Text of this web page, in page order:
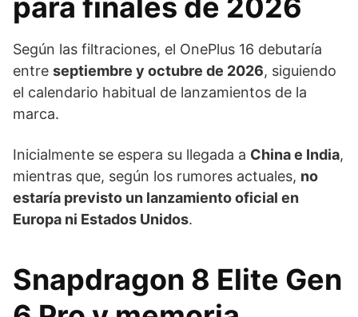
para finales de 2026
Según las filtraciones, el OnePlus 16 debutaría
entre septiembre y octubre de 2026, siguiendo
el calendario habitual de lanzamientos de la
marca.
Inicialmente se espera su llegada a China e India,
mientras que, según los rumores actuales, no
estaría previsto un lanzamiento oficial en
Europa ni Estados Unidos.
Snapdragon 8 Elite Gen